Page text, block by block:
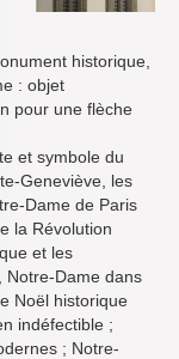
historique,
: objet
pour une flèche
et symbole du
Geneviève, les
Dame de Paris
la Révolution
et les
Notre-Dame dans
Noël historique
indéfectible ;
; Notre-